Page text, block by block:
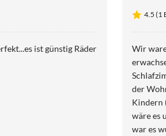
ist günstig Räder
4.5 (1
Wir
der
Kindern
wäre es
war es